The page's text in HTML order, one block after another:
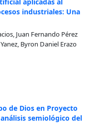
industriales: Una
Juan Fernando Pérez
Byron Daniel Erazo
de Dios en Proyecto
semiológico del